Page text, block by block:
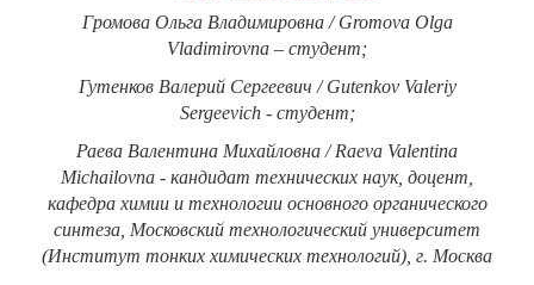
Громова Ольга Владимировна / Gromova Olga
Vladimirovna – студент;
Гутенков Валерий Сергеевич / Gutenkov Valeriy
Sergeevich - студент;
Раева Валентина Михайловна / Raeva Valentina
Michаilovna - кандидат технических наук, доцент,
кафедра химии и технологии основного органического
синтеза, Московский технологический университет
(Институт тонких химических технологий), г. Москва